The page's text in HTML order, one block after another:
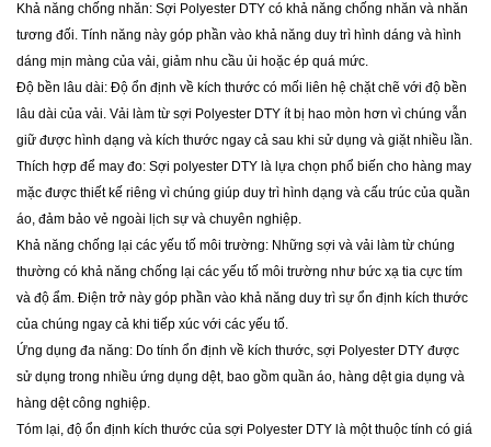
Khả năng chống nhăn: Sợi Polyester DTY có khả năng chống nhăn và nhăn
tương đối. Tính năng này góp phần vào khả năng duy trì hình dáng và hình
dáng mịn màng của vải, giảm nhu cầu ủi hoặc ép quá mức.
Độ bền lâu dài: Độ ổn định về kích thước có mối liên hệ chặt chẽ với độ bền
lâu dài của vải. Vải làm từ sợi Polyester DTY ít bị hao mòn hơn vì chúng vẫn
giữ được hình dạng và kích thước ngay cả sau khi sử dụng và giặt nhiều lần.
Thích hợp để may đo: Sợi polyester DTY là lựa chọn phổ biến cho hàng may
mặc được thiết kế riêng vì chúng giúp duy trì hình dạng và cấu trúc của quần
áo, đảm bảo vẻ ngoài lịch sự và chuyên nghiệp.
Khả năng chống lại các yếu tố môi trường: Những sợi và vải làm từ chúng
thường có khả năng chống lại các yếu tố môi trường như bức xạ tia cực tím
và độ ẩm. Điện trở này góp phần vào khả năng duy trì sự ổn định kích thước
của chúng ngay cả khi tiếp xúc với các yếu tố.
Ứng dụng đa năng: Do tính ổn định về kích thước, sợi Polyester DTY được
sử dụng trong nhiều ứng dụng dệt, bao gồm quần áo, hàng dệt gia dụng và
hàng dệt công nghiệp.
Tóm lại, độ ổn định kích thước của sợi Polyester DTY là một thuộc tính có giá